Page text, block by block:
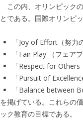
この内、オリンピック
とである。国際オリンピ
「Joy of Effort（努力
「Fair Play （フェア
「Respect for Others
「Pursuit of
「Balance between
を掲げている。これらの
ック教育の目標である。